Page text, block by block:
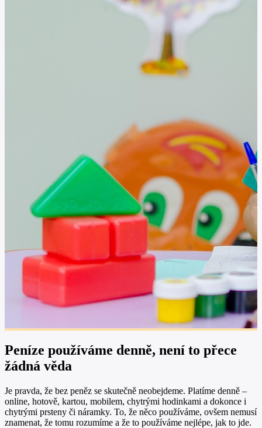
Peníze používáme denně, není to přece
žádná věda
Je pravda, že bez peněz se skutečně neobejdeme. Platíme denně –
online, hotově, kartou, mobilem, chytrými hodinkami a dokonce i
chytrými prsteny či náramky. To, že něco používáme, ovšem nemusí
znamenat, že tomu rozumíme a že to používáme nejlépe, jak to jde.